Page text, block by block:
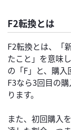
F2転換とは
F2転換とは、「
たこと」を意味
の「F」と、購
F3なら3回目の
ります。
また、初回購入